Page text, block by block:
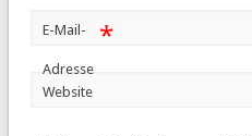
E-Mail-
Adresse
*
Website